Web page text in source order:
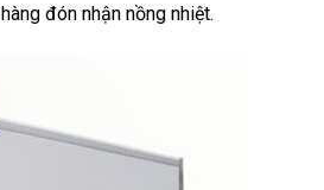
đón nhận nồng nhiệt.